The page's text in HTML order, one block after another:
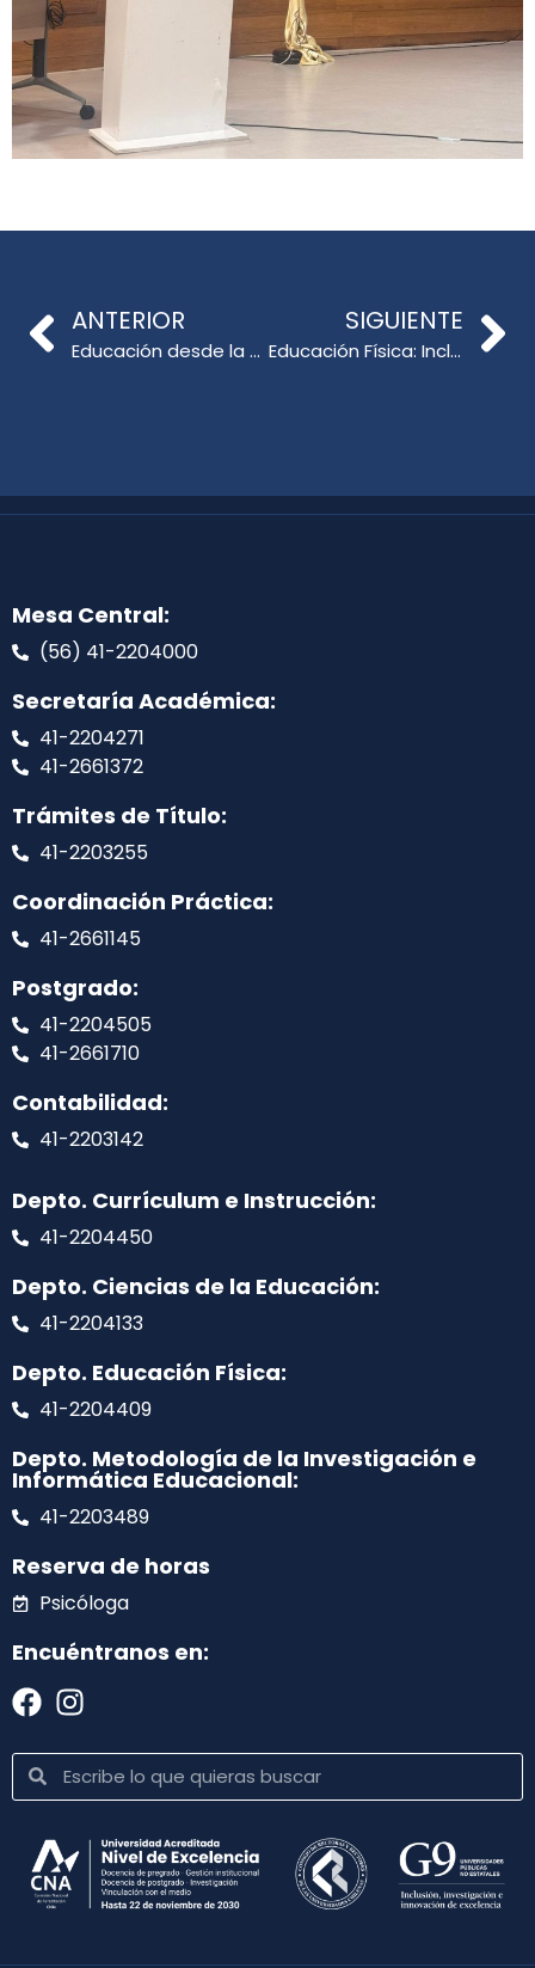
ANTERIOR
Educación desde la ciencia: Seminarios abordan neurocognición y desarrollo del lenguaje en la infancia
SIGUIENTE
Educación Física: Inclusión y Trabajo Colaborativo en Salida a Terreno
Mesa Central:
(56) 41-2204000
Secretaría Académica:
41-2204271
41-2661372
Trámites de Título:
41-2203255
Coordinación Práctica:
41-2661145
Postgrado:
41-2204505
41-2661710
Contabilidad:
41-2203142
Depto. Currículum e Instrucción:
41-2204450
Depto. Ciencias de la Educación:
41-2204133
Depto. Educación Física:
41-2204409
Depto. Metodología de la Investigación e
Informática Educacional:
41-2203489
Reserva de horas
Psicóloga
Encuéntranos en: